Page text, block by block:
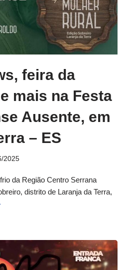
feira da
mais na Festa
Ausente, em
– ES
2025
da Região Centro Serrana
distrito de Laranja da Terra,